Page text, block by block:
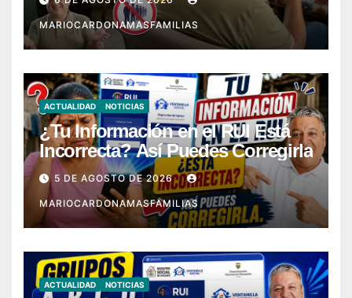
MARIOCARDONAMASFAMILIAS
ACTUALIDAD NOTICIAS
¿Tu Información en el RUI Está
Incorrecta? Así Puedes Corregirla
5 DE AGOSTO DE 2026
MARIOCARDONAMASFAMILIAS
ACTUALIDAD NOTICIAS